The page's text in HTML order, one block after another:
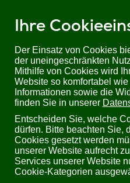
Ihre
Der Einsatz von Cookies
der uneingeschränkten
Mithilfe von Cookies wird
Website so komfortabel
Informationen sowie die
finden Sie in unserer
Entscheiden Sie, welche
dürfen. Bitte beachten Sie,
Cookies gesetzt werden
unserer Website aufrecht
Services unserer Website
Cookie-Kategorien
Sie befinden sich hier:Startseite
Video Switche & Splitter
Präsentations­umschalter und -Scaler
Professionelle
umschalter und -